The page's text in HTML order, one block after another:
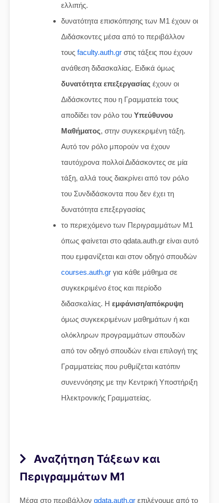
ελλιπής.
δυνατότητα επισκόπησης των Μ1 έχουν οι
Διδάσκοντες μέσα από το περιβάλλον
τους faculty.auth.gr στις τάξεις που έχουν
ανάθεση διδασκαλίας. Ειδικά όμως
δυνατότητα επεξεργασίας έχουν οι
Διδάσκοντες που η Γραμματεία τους
αποδίδει τον ρόλο του Υπεύθυνου
Μαθήματος, στην συγκεκριμένη τάξη.
Αυτό τον ρόλο μπορούν να έχουν
ταυτόχρονα πολλοί Διδάσκοντες σε μία
τάξη, αλλά τους διακρίνει από τον ρόλο
του Συνδιδάσκοντα που δεν έχει τη
δυνατότητα επεξεργασίας
το περιεχόμενο των Περιγραμμάτων Μ1
όπως φαίνεται στο qdata.auth.gr είναι αυτό
που εμφανίζεται και στον οδηγό σπουδών
courses.auth.gr για κάθε μάθημα σε
συγκεκριμένο έτος και περίοδο
διδασκαλίας. Η εμφάνιση/απόκρυψη
όμως συγκεκριμένων μαθημάτων ή και
ολόκληρων προγραμμάτων σπουδών
από τον οδηγό σπουδών είναι επιλογή της
Γραμματείας που ρυθμίζεται κατόπιν
συνεννόησης με την Κεντρική Υποστήριξη
Ηλεκτρονικής Γραμματείας.
Αναζήτηση Τάξεων και
Περιγραμμάτων Μ1
Μέσα στο περιβάλλον qdata.auth.gr επιλέγουμε από το